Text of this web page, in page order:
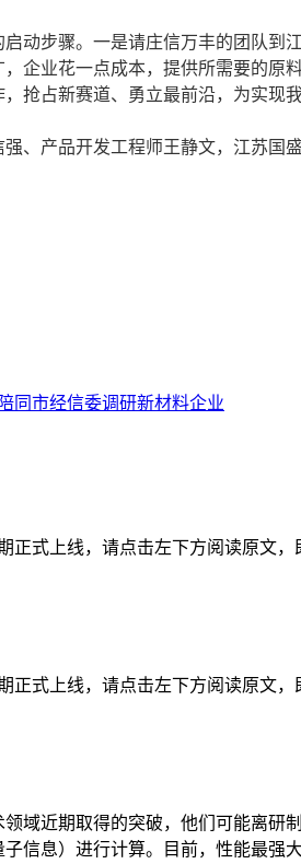
动步骤。一是请庄信万丰的团队
企业花一点成本，提供所需要的
抢占新赛道、勇立最前沿，为实现
、产品开发工程师王静文，江苏
同市经信委调研新材料企业
式上线，请点击左下方阅读原文，
式上线，请点击左下方阅读原文，
域近期取得的突破，他们可能离
信息）进行计算。目前，性能最